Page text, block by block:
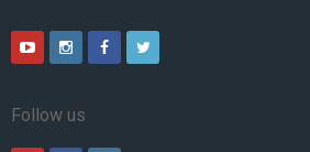
Follow us